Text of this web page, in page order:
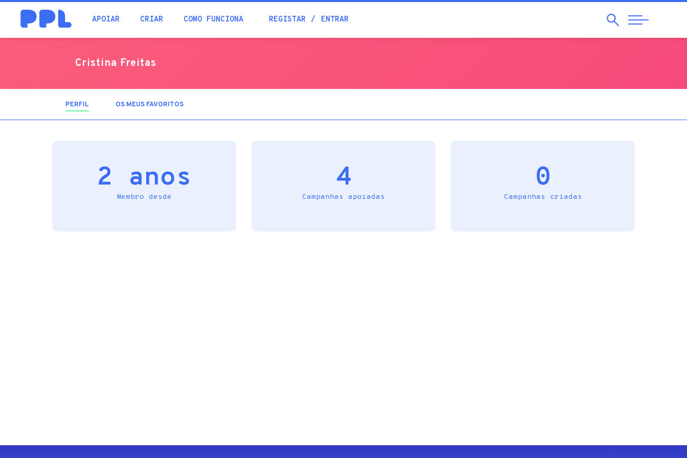
APOIAR CRIAR COMO FUNCIONA REGISTAR ENTRAR Pesquisar
Abrir
Navegação
procura
Cristina Freitas
PERFIL (SEPARADOROS MEUS FAVORITOS
2 anos
Membro desde
4
Campanhas apoiadas
0
Campanhas criadas